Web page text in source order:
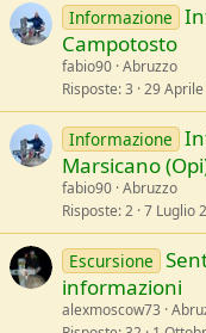
Informazione
Campotosto
fabio90 Abruzzo
Risposte 3 29
Informazione
Marsicano
fabio90 Abruzzo
Risposte 2 7 Luglio
Escursione
informazioni
alexmoscow73